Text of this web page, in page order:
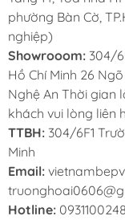
phường Bàn Cờ,
nghiệp)
Showrooom: 304/
Hồ Chí Minh 26
Nghệ An Thời gian
khách vui lòng liên
TTBH: 304/6F1
Minh
Email:
Hotline: 0931100248